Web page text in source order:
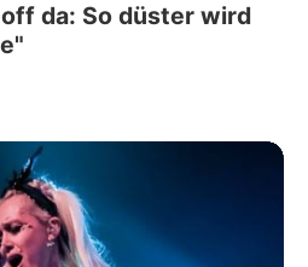
da: So düster wird